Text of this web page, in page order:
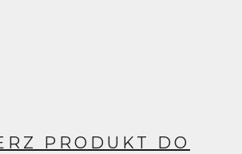
PRODUKT DO